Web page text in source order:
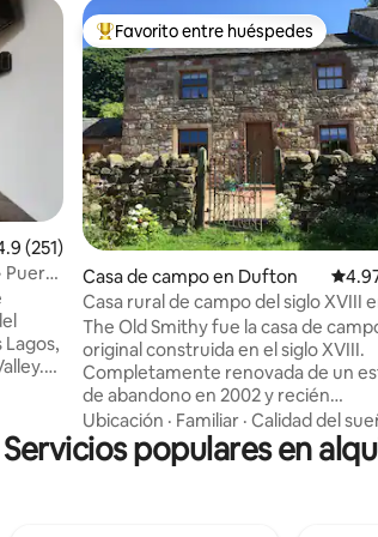
promedio: 4.9 de 5, 251 reseñas
(251)
Puerta
Lagos,
de
Favorito entre huéspedes preferido
Favorito entre huéspedes
Casa de campo en Dufton
Casa rural de campo del siglo XVIII
granja en funcionamiento
The Old Smithy fue la casa de
original construida en el siglo XVIII.
Completamente renovada de un
de abandono en 2002 y recién
redecorada en 2021, cuenta con
de sus características originales,
la antigua chimenea que te
Ubicación · Familiar · Calidad del
Servicios populares en